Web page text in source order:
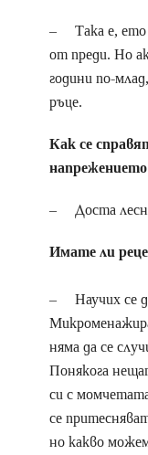
– Така е, ето
от преди. Но
години по-
ръце.
Как се
– Доста
Имате ли
– Научих се
няма да се
Понякога
си с
се
но какво